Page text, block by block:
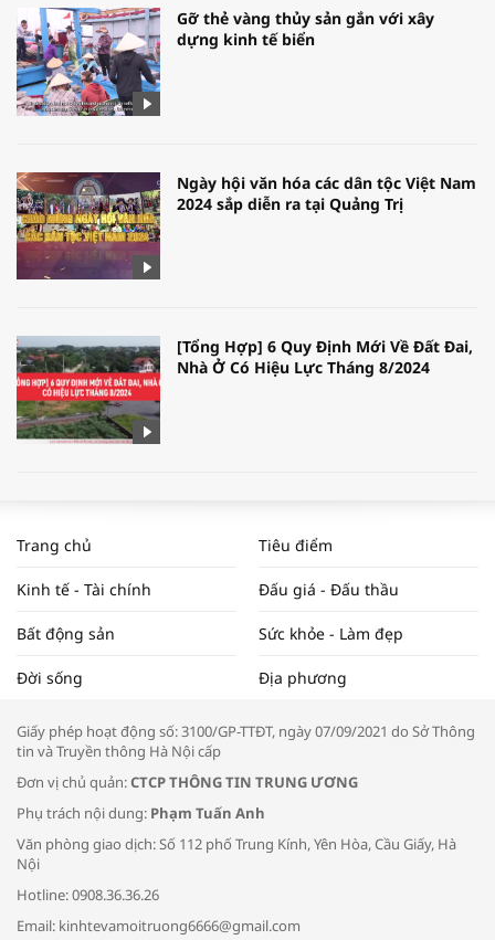
Gỡ thẻ vàng thủy sản gắn với xây
dựng kinh tế biển
Ngày hội văn hóa các dân tộc Việt Nam
2024 sắp diễn ra tại Quảng Trị
[Tổng Hợp] 6 Quy Định Mới Về Đất Đai,
Nhà Ở Có Hiệu Lực Tháng 8/2024
NAM NĂM 2024 VÀ NĂM 2025 | NHỊP
ĐẬP THỊ TRƯỜNG #62
Tọa đàm “Xúc tiến thương mại: Khơi
Bác sĩ tư vấn cách phòng tránh bệnh
đường hô hấp trong thời tiết giao mùa
Trang chủ Tiêu điểm
Kinh tế - Tài chính Đấu giá - Đấu thầu
Bất động sản Sức khỏe - Làm đẹp
Đời sống Địa phương
Giấy phép hoạt động số: 3100/GP-TTĐT, ngày 07/09/2021 do Sở Thông
tin và Truyền thông Hà Nội cấp
Đơn vị chủ quản:CTCP THÔNG TIN TRUNG ƯƠNG
Phụ trách nội dung: Phạm Tuấn Anh
Văn phòng giao dịch: Số 112 phố Trung Kính, Yên Hòa, Cầu Giấy, Hà
Nội
Hotline: 0908.36.36.26
Email: kinhtevamoitruong6666@gmail.com